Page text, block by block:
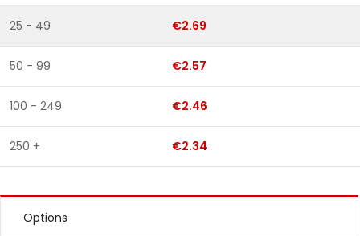
25 - 49 €2.69
50 - 99 €2.57
100 - 249 €2.46
250 + €2.34
Options